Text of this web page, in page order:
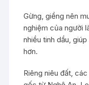
Gừng, giềng nên
nghiệm của người
nhiều tinh dầu,
hơn.
Riêng niêu đất,